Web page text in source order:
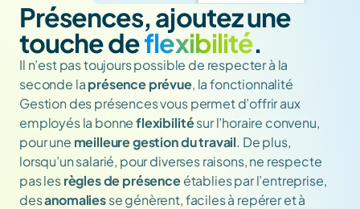
Présences, ajoutez une
touche de flexibilité.
Il n’est pas toujours possible de respecter à la
seconde la présence prévue, la fonctionnalité
Gestion des présences vous permet d’offrir aux
employés la bonne flexibilité sur l’horaire convenu,
pour une meilleure gestion du travail. De plus,
lorsqu’un salarié, pour diverses raisons, ne respecte
pas les règles de présence établies par l’entreprise,
des anomalies se génèrent, faciles à repérer et à